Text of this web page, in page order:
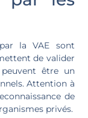
la VAE sont
de valider
être un
Attention à
de
privés.